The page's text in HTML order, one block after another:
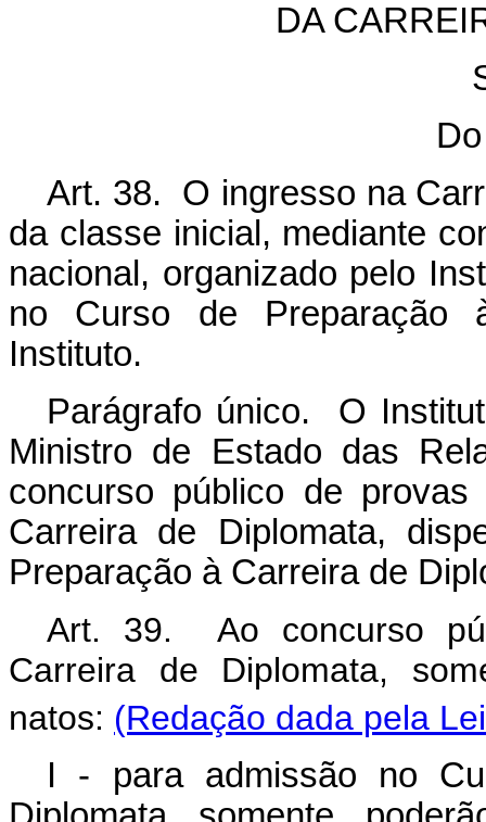
DA
Art. 38. O ingresso na
da classe inicial, mediante
nacional, organizado pelo
no Curso de Preparação
Instituto.
Parágrafo único. O
Ministro de Estado das
concurso público de
Carreira de Diplomata,
Preparação à Carreira de
Art. 39. Ao concurso
Carreira de Diplomata,
natos: (Redação dada pela
I - para admissão no